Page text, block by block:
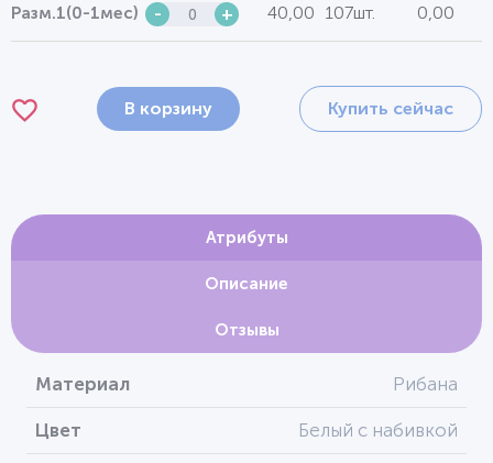
Разм.1(0-1мес) - + 40,00 107шт. 0,00
В корзину Купить сейчас
Атрибуты
Описание
Отзывы
Материал Рибана
Цвет Белый с набивкой